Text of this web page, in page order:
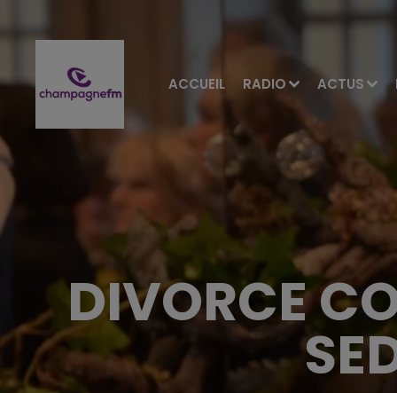
ACCUEIL RADIO ACTUS
DIVORCE